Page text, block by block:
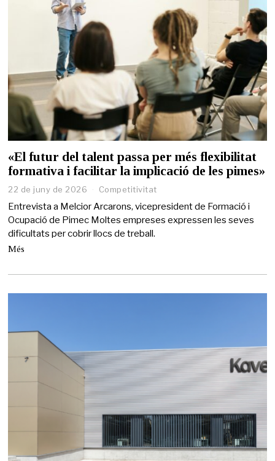
«El futur del talent passa per més flexibilitat
formativa i facilitar la implicació de les pimes»
22 de juny de 2026
d
e
j
d
Competitivitat
Entrevista a Melcior Arcarons, vicepresident de Formació i
Ocupació de Pimec Moltes empreses expressen les seves
dificultats per cobrir llocs de treball.
Més